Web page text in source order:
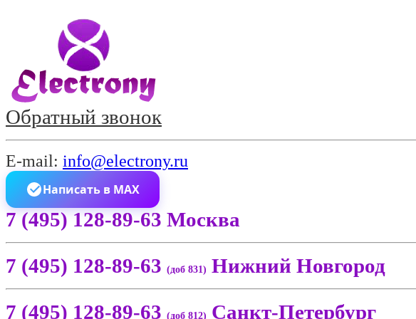
Обратный звонок
E-mail: info@electrony.ru
Написать в MAX
7 (495) 128-89-63 Москва
7 (495) 128-89-63 (доб 831) Нижний Новгород
7 (495) 128-89-63 (доб 812) Санкт-Петербург